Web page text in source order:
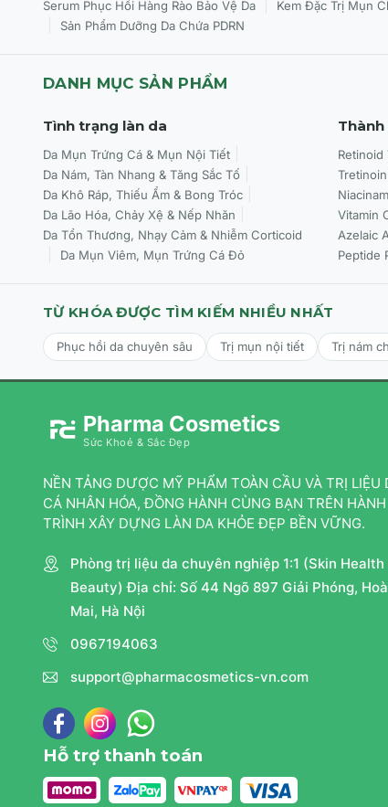
Serum Phục Hồi Hàng Rào Bảo Vệ Da Kem Đặc Trị Mụn
Sản Phẩm Dưỡng Da Chứa PDRN
DANH MỤC SẢN PHẨM
Tình trạng làn da
Da Mụn Trứng Cá & Mụn Nội Tiết
Da Nám, Tàn Nhang & Tăng Sắc Tố
Da Khô Ráp, Thiếu Ẩm & Bong Tróc
Da Lão Hóa, Chảy Xệ & Nếp Nhăn
Da Tổn Thương, Nhạy Cảm & Nhiễm Corticoid
Da Mụn Viêm, Mụn Trứng Cá Đỏ
Retinoid
Vitamin
Azelaic
Peptide
TỪ KHÓA ĐƯỢC TÌM KIẾM NHIỀU NHẤT
Phục hồi da chuyên sâu Trị mụn nội tiết Trị nám
Pharma Cosmetics
Sức Khoẻ & Sắc Đẹp
NỀN TẢNG DƯỢC MỸ PHẨM TOÀN CẦU VÀ TRỊ LIỆU
CÁ NHÂN HÓA, ĐỒNG HÀNH CÙNG BẠN TRÊN HÀNH
TRÌNH XÂY DỰNG LÀN DA KHỎE ĐẸP BỀN VỮNG.
Phòng trị liệu da chuyên nghiệp 1:1 (Skin Health
Beauty) Địa chỉ: Số 44 Ngõ 897 Giải Phóng,
Mai, Hà Nội
0967194063
support@pharmacosmetics-vn.com
Hỗ trợ thanh toán